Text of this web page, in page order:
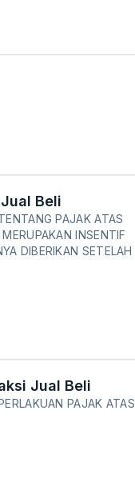
Beli
PAJAK ATAS
INSENTIF
DIBERIKAN SETELAH
Jual Beli
PAJAK ATAS